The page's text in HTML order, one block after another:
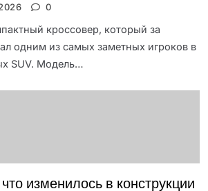
0
кроссовер, который за
одним из самых заметных игроков в
SUV. Модель…
изменилось в конструкции